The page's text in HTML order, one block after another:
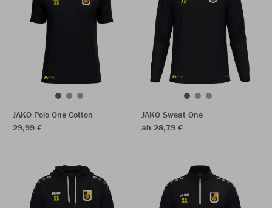
JAKO Polo One Cotton
29,99 €
JAKO Sweat One
ab 28,79 €